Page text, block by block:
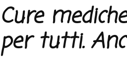
Cure
per tutti.